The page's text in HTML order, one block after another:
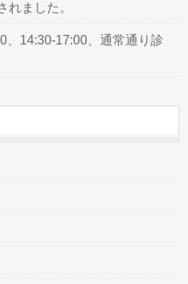
れました。
、14:30-17:00、通常通り診